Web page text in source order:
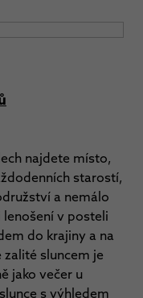
najdete místo,
starostí,
a nemálo
lenošení v posteli
do krajiny a na
zalité sluncem je
jako večer u
s výhledem